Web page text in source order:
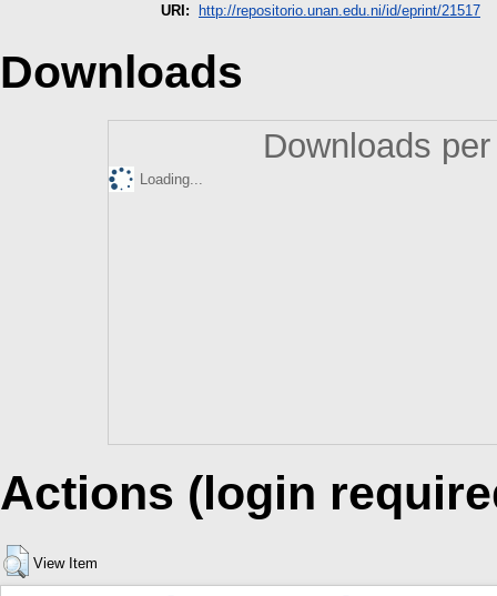
URI:
http://repositorio.unan.edu.ni/id/eprint/21517
Downloads
Downloads
Loading...
Actions (login
View Item